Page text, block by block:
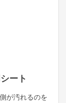
ート
が汚れるのを